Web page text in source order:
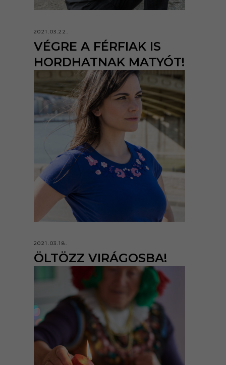
2021.03.22.
VÉGRE A FÉRFIAK IS
HORDHATNAK MATYÓT!
2021.03.18.
ÖLTÖZZ VIRÁGOSBA!